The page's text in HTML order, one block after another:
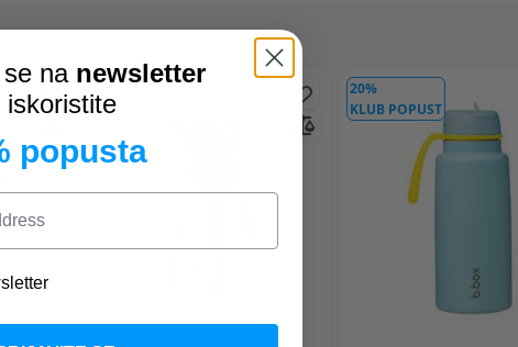
20%
KLUB POPUST
20%
KLUB POPUST
na newsletter
iskoristite
popusta